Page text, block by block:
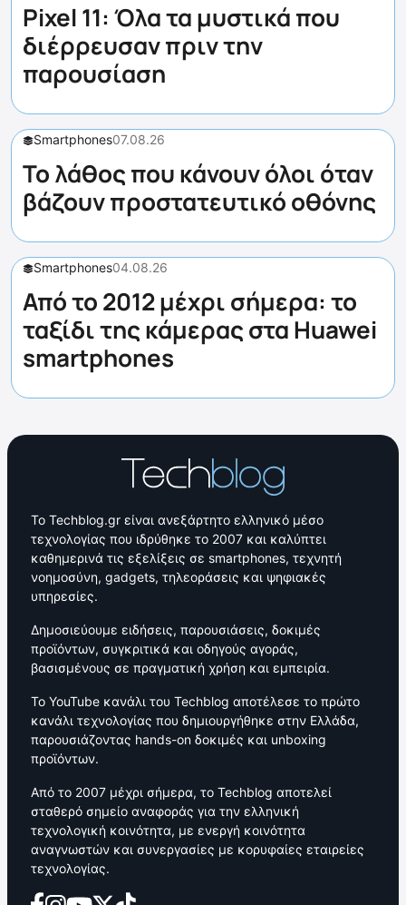
Pixel 11: Όλα τα μυστικά που
διέρρευσαν πριν την
παρουσίαση
Smartphones07.08.26
Το λάθος που κάνουν όλοι όταν
βάζουν προστατευτικό οθόνης
Smartphones04.08.26
Από το 2012 μέχρι σήμερα: το
ταξίδι της κάμερας στα Huawei
smartphones
Το Techblog.gr είναι ανεξάρτητο ελληνικό μέσο
τεχνολογίας που ιδρύθηκε το 2007 και καλύπτει
καθημερινά τις εξελίξεις σε smartphones, τεχνητή
νοημοσύνη, gadgets, τηλεοράσεις και ψηφιακές
υπηρεσίες.
Δημοσιεύουμε ειδήσεις, παρουσιάσεις, δοκιμές
προϊόντων, συγκριτικά και οδηγούς αγοράς,
βασισμένους σε πραγματική χρήση και εμπειρία.
Το YouTube κανάλι του Techblog αποτέλεσε το πρώτο
κανάλι τεχνολογίας που δημιουργήθηκε στην Ελλάδα,
παρουσιάζοντας hands-on δοκιμές και unboxing
προϊόντων.
Από το 2007 μέχρι σήμερα, το Techblog αποτελεί
σταθερό σημείο αναφοράς για την ελληνική
τεχνολογική κοινότητα, με ενεργή κοινότητα
αναγνωστών και συνεργασίες με κορυφαίες εταιρείες
τεχνολογίας.